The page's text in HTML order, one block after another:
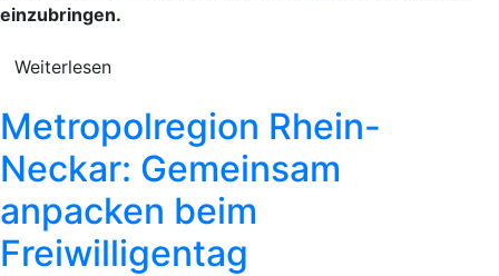
einzubringen.
Weiterlesen
Metropolregion Rhein-
Neckar: Gemeinsam
anpacken beim
Freiwilligentag